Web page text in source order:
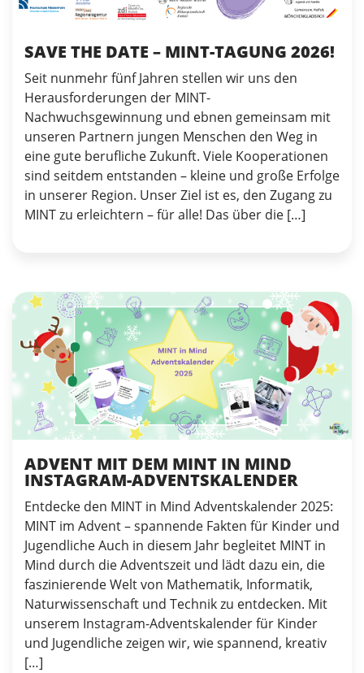
SAVE THE DATE – MINT-TAGUNG 2026!
Seit nunmehr fünf Jahren stellen wir uns den
Herausforderungen der MINT-
Nachwuchsgewinnung und ebnen gemeinsam mit
unseren Partnern jungen Menschen den Weg in
eine gute berufliche Zukunft. Viele Kooperationen
sind seitdem entstanden – kleine und große Erfolge
in unserer Region. Unser Ziel ist es, den Zugang zu
MINT zu erleichtern – für alle! Das über die […]
ADVENT MIT DEM MINT IN MIND
INSTAGRAM-ADVENTSKALENDER
Entdecke den MINT in Mind Adventskalender 2025:
MINT im Advent – spannende Fakten für Kinder und
Jugendliche Auch in diesem Jahr begleitet MINT in
Mind durch die Adventszeit und lädt dazu ein, die
faszinierende Welt von Mathematik, Informatik,
Naturwissenschaft und Technik zu entdecken. Mit
unserem Instagram-Adventskalender für Kinder
und Jugendliche zeigen wir, wie spannend, kreativ
[…]